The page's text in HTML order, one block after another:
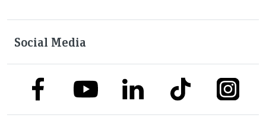
Social Media
link to facebooklink to youtubelink to linkedinlink to tiktok